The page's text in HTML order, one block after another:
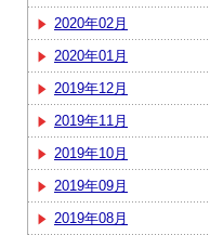
2020年02月
2020年01月
2019年12月
2019年11月
2019年10月
2019年09月
2019年08月